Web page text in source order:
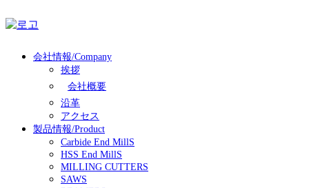
会社情報/Company
挨拶
会社概要
沿革
アクセス
製品情報/Product
Carbide End MillS
HSS End MillS
MILLING CUTTERS
SAWS